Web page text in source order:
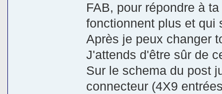
FAB, pour répondre à
fonctionnent plus et qui
Après je peux changer
J'attends d'être sûr de
Sur le schema du post
connecteur (4X9